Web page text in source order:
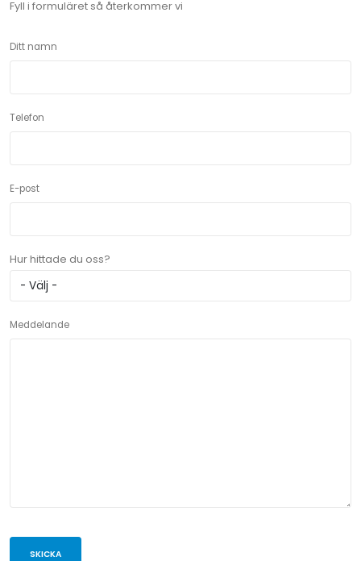
Fyll i formuläret så återkommer vi
Ditt namn
Telefon
E-post
Hur hittade du oss?
Meddelande
SKICKA